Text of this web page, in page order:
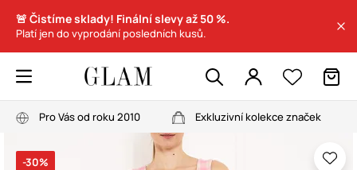
🚨 Čistíme sklady! Finální slevy až 50 %.
Platí jen do vyprodání posledních kusů.
Pro Vás od roku 2010 Exkluzivní kolekce značek
-30%